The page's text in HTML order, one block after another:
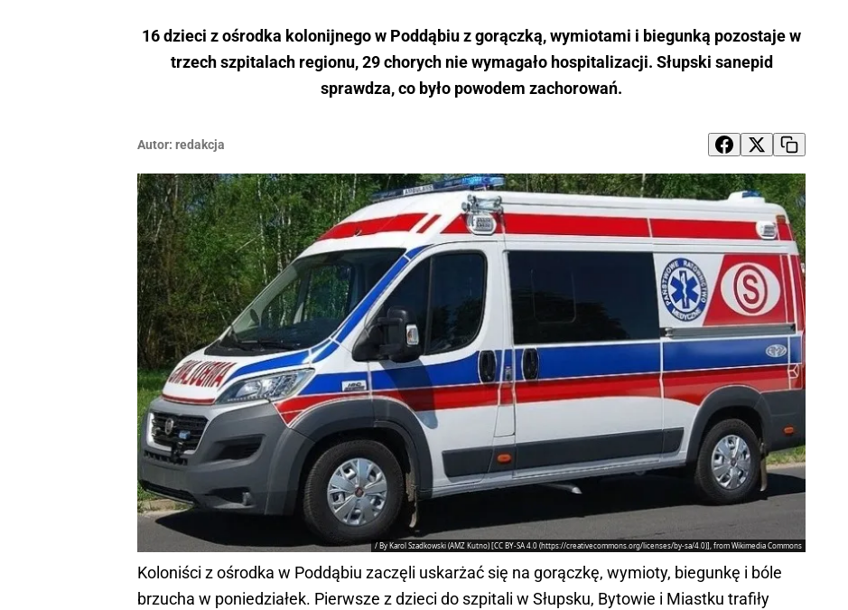
16 dzieci z ośrodka kolonijnego w Poddąbiu z gorączką, wymiotami i biegunką pozostaje w
trzech szpitalach regionu, 29 chorych nie wymagało hospitalizacji. Słupski sanepid
sprawdza, co było powodem zachorowań.
Autor: redakcja
/ By Karol Szadkowski (AMZ Kutno) [CC BY-SA 4.0 (https://creativecommons.org/licenses/by-sa/4.0)], from Wikimedia Commons
Koloniści z ośrodka w Poddąbiu zaczęli uskarżać się na gorączkę, wymioty, biegunkę i bóle
brzucha w poniedziałek. Pierwsze z dzieci do szpitali w Słupsku, Bytowie i Miastku trafiły